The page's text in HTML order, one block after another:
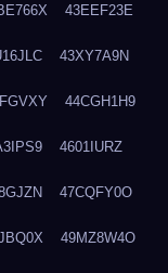
43EEF23E
43XY7A9N
44CGH1H9
4601IURZ
47CQFY0O
49MZ8W4O